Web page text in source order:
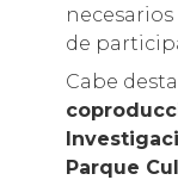
de
Cabe
Parque